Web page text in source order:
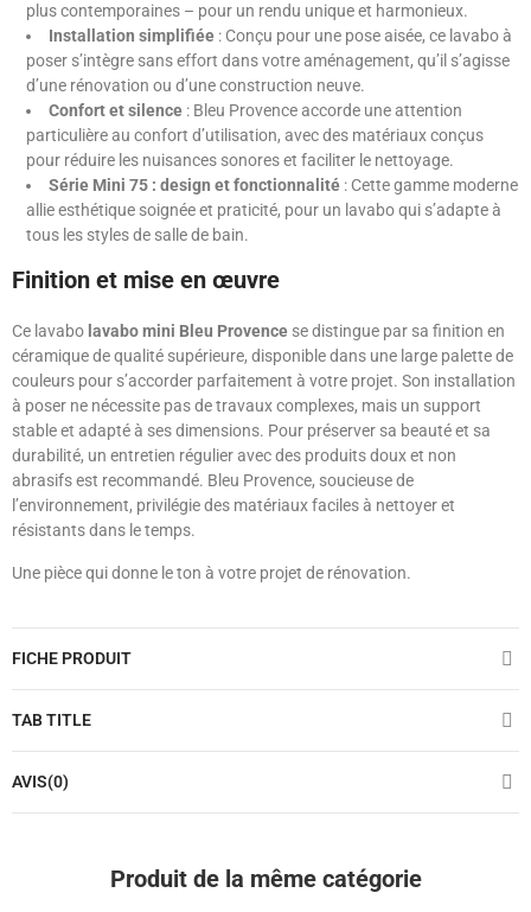
plus contemporaines – pour un rendu unique et harmonieux.
Installation simplifiée : Conçu pour une pose aisée, ce lavabo à
poser s’intègre sans effort dans votre aménagement, qu’il s’agisse
d’une rénovation ou d’une construction neuve.
Confort et silence : Bleu Provence accorde une attention
particulière au confort d’utilisation, avec des matériaux conçus
pour réduire les nuisances sonores et faciliter le nettoyage.
Série Mini 75 : design et fonctionnalité : Cette gamme moderne
allie esthétique soignée et praticité, pour un lavabo qui s’adapte à
tous les styles de salle de bain.
Finition et mise en œuvre
Ce lavabo lavabo mini Bleu Provence se distingue par sa finition en
céramique de qualité supérieure, disponible dans une large palette de
couleurs pour s’accorder parfaitement à votre projet. Son installation
à poser ne nécessite pas de travaux complexes, mais un support
stable et adapté à ses dimensions. Pour préserver sa beauté et sa
durabilité, un entretien régulier avec des produits doux et non
abrasifs est recommandé. Bleu Provence, soucieuse de
l’environnement, privilégie des matériaux faciles à nettoyer et
résistants dans le temps.
Une pièce qui donne le ton à votre projet de rénovation.
FICHE PRODUIT
TAB TITLE
AVIS(0)
Produit de la même catégorie